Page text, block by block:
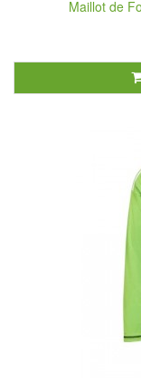
Maillot de